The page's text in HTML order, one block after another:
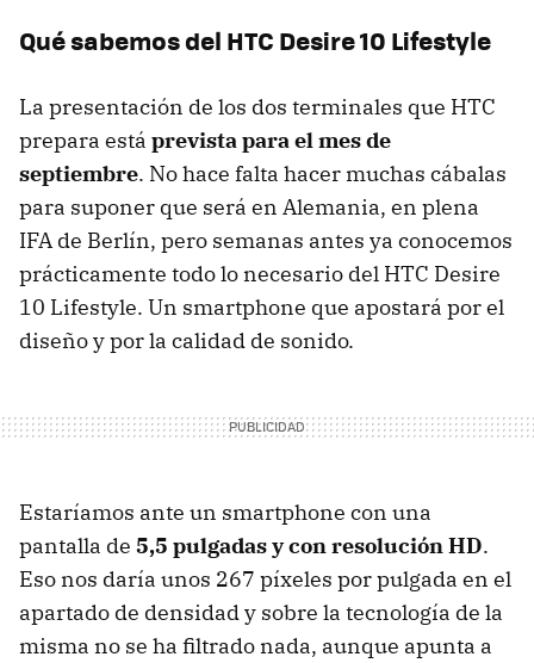
Qué sabemos del HTC Desire 10 Lifestyle
La presentación de los dos terminales que HTC
prepara está prevista para el mes de
septiembre. No hace falta hacer muchas cábalas
para suponer que será en Alemania, en plena
IFA de Berlín, pero semanas antes ya conocemos
prácticamente todo lo necesario del HTC Desire
10 Lifestyle. Un smartphone que apostará por el
diseño y por la calidad de sonido.
Estaríamos ante un smartphone con una
pantalla de 5,5 pulgadas y con resolución HD.
Eso nos daría unos 267 píxeles por pulgada en el
apartado de densidad y sobre la tecnología de la
misma no se ha filtrado nada, aunque apunta a